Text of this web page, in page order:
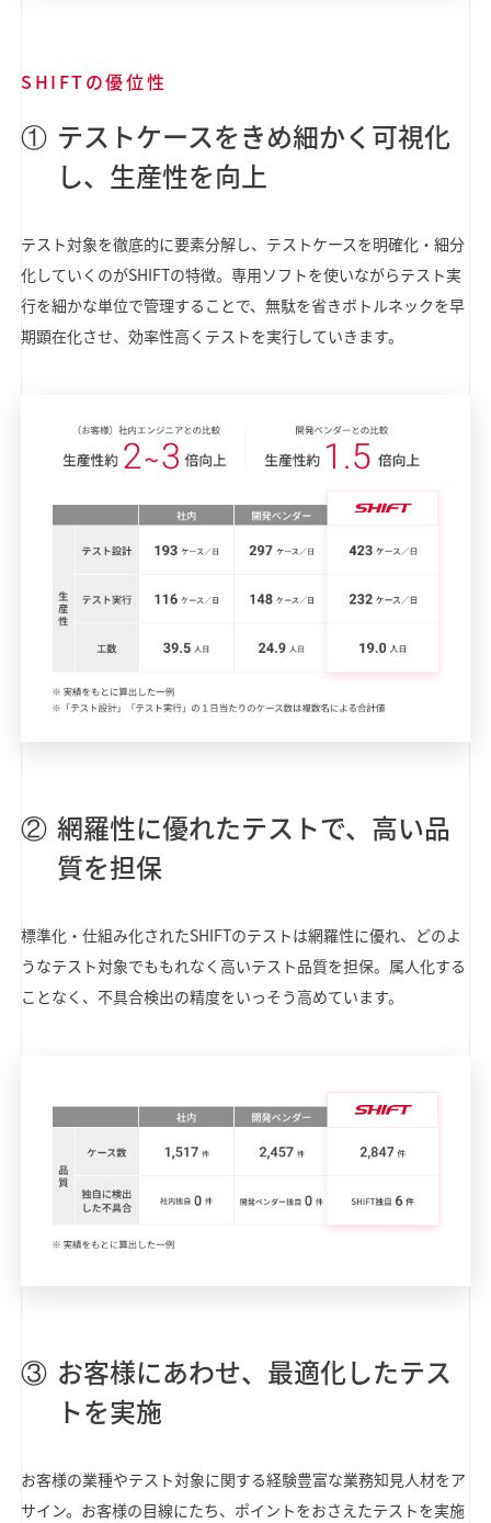
SHIFTの優位性
テストケースをきめ細かく可視化
し、生産性を向上
テスト対象を徹底的に要素分解し、テストケースを明確化・細分
化していくのがSHIFTの特徴。専用ソフトを使いながらテスト実
行を細かな単位で管理することで、無駄を省きボトルネックを早
期顕在化させ、効率性高くテストを実行していきます。
網羅性に優れたテストで、高い品
質を担保
標準化・仕組み化されたSHIFTのテストは網羅性に優れ、どのよ
うなテスト対象でももれなく高いテスト品質を担保。属人化する
ことなく、不具合検出の精度をいっそう高めています。
お客様にあわせ、最適化したテス
トを実施
お客様の業種やテスト対象に関する経験豊富な業務知見人材をア
サイン。お客様の目線にたち、ポイントをおさえたテストを実施